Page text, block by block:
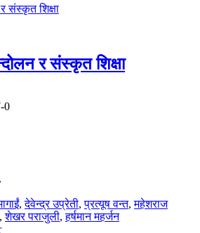
र संस्कृत शिक्षा
0
,देवेन्द्र उप्रेती,प्रत्यूष वन्त,महेशराज
,शेखर पराजुली,हर्षमान महर्जन